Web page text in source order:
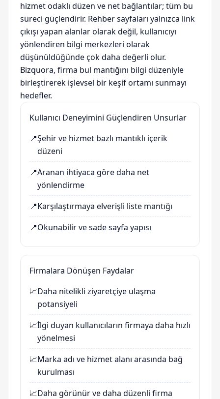
hizmet odaklı düzen ve net bağlantılar; tüm bu
süreci güçlendirir. Rehber sayfaları yalnızca link
çıkışı yapan alanlar olarak değil, kullanıcıyı
yönlendiren bilgi merkezleri olarak
düşünüldüğünde çok daha değerli olur.
Bizquora, firma bul mantığını bilgi düzeniyle
birleştirerek işlevsel bir keşif ortamı sunmayı
hedefler.
Kullanıcı Deneyimini Güçlendiren Unsurlar
📍Şehir ve hizmet bazlı mantıklı içerik
düzeni
📍Aranan ihtiyaca göre daha net
yönlendirme
📍Karşılaştırmaya elverişli liste mantığı
📍Okunabilir ve sade sayfa yapısı
Firmalara Dönüşen Faydalar
📈Daha nitelikli ziyaretçiye ulaşma
potansiyeli
📈İlgi duyan kullanıcıların firmaya daha hızlı
yönelmesi
📈Marka adı ve hizmet alanı arasında bağ
kurulması
📈Daha görünür ve daha düzenli firma